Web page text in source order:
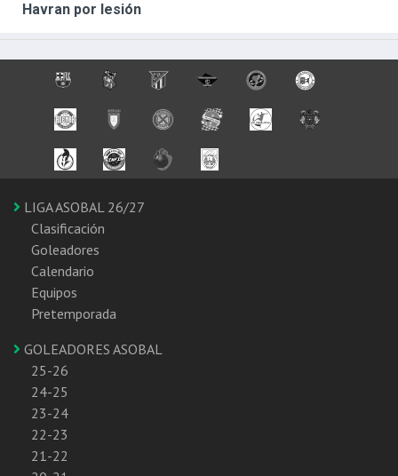
Havran por lesión
LIGA ASOBAL 26/27
Clasificación
Goleadores
Calendario
Equipos
Pretemporada
GOLEADORES ASOBAL
25-26
24-25
23-24
22-23
21-22